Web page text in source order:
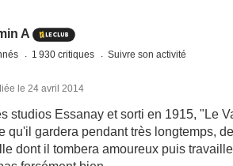
A
1 930 critiques Suivre son activité
le 24 avril 2014
studios Essanay et sorti en 1915, "Le
qu'il gardera pendant très longtemps,
dont il tombera amoureux puis